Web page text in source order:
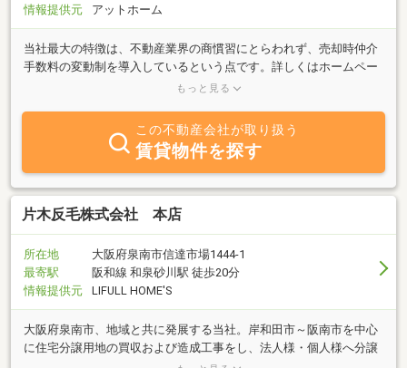
情報提供元
アットホーム
当社最大の特徴は、不動産業界の商慣習にとらわれず、売却時仲介
手数料の変動制を導入しているという点です。詳しくはホームペー
ジをご覧ください。おうちマートは令和7年に開業したばかりの新
阪・和歌山の出身です。開業前は数百件以上のお取引経験がありま
す。大阪・和歌山での不動産についてお気軽にご相談下さい。
もっと見る
この不動産会社が取り扱う
賃貸物件を探す
片木反毛株式会社 本店
所在地
大阪府泉南市信達市場1444-1
最寄駅
阪和線 和泉砂川駅 徒歩20分
情報提供元
LIFULL HOME'S
大阪府泉南市、地域と共に発展する当社。岸和田市～阪南市を中心
に住宅分譲用地の買収および造成工事をし、法人様・個人様へ分譲